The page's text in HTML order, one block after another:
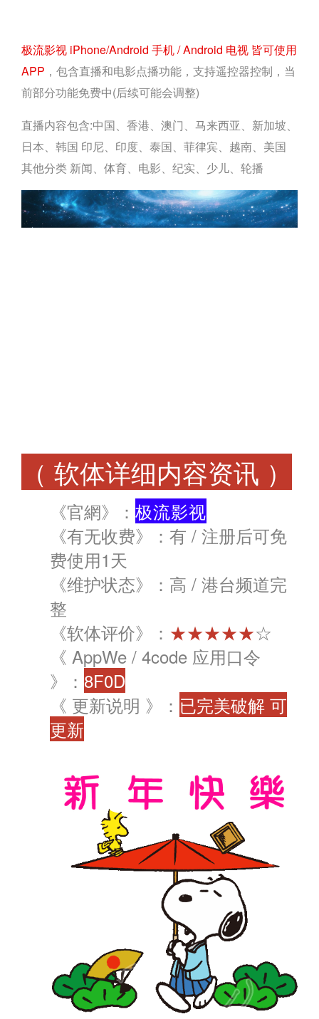
极流影视 iPhone/Android 手机 / Android 电视 皆可使用
APP ，包含直播和电影点播功能，支持遥控器控制，当
前部分功能免费中(后续可能会调整)
直播内容包含:中国、香港、澳门、马来西亚、新加坡、
日本、韩国 印尼、印度、泰国、菲律宾、越南、美国
其他分类 新闻、体育、电影、纪实、少儿、轮播
（ 软体详细内容资讯 ）
《官網》： 极流影视
《有无收费》：有 / 注册后可免
费使用1天
《维护状态》：高 / 港台频道完
整
《软体评价》： ★★★★★☆
《 AppWe / 4code 应用口令
》： 8F0D
《 更新说明 》： 已完美破解 可
更新